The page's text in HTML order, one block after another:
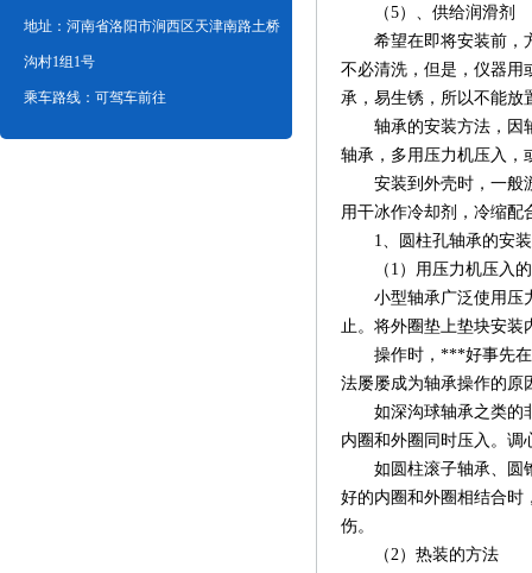
地址：河南省洛阳市涧西区天津南路土桥
沟村1组1号
乘车路线：可驾车前往
（5）、供给润滑剂
希望在即将安装前，方
不必清洗，但是，仪器用
承，易生锈，所以不能放
轴承的安装方法，因轴
轴承，多用压力机压入，
安装到外壳时，一般游
用干冰作冷却剂，冷缩配
1、圆柱孔轴承的安装
（1）用压力机压入的
小型轴承广泛使用压力
止。将外圈垫上垫块安
操作时，***好事先在配
法屡屡成为轴承操作的原
如深沟球轴承之类的非
内圈和外圈同时压入。
如圆柱滚子轴承、圆锥
好的内圈和外圈相结合时
伤。
（2）热装的方法